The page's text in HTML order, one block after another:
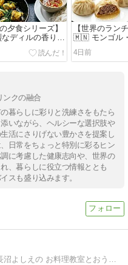
夕食シリーズ】
ディルの香り
リックの琥珀色
分を引き算した
かに締めくく
のデトックスウ
ィナー。
【世界のラン
🇲🇳 モンゴル
トルスタイル
ュワッと溢れ
チ。
4日前
ンクの融合
暮らしに彩りと洗練さをもたら
いながら、ヘルシーな選択肢や
活にさりげない豊かさを提案し
日常をちょっと特別に彩るヒン
に考慮した健康志向や、世界の
、暮らしに役立つ情報ととも
スも盛り込みます。
おいしいとかわいいを楽しむ♪ 長沼よしえの お料理教室とおうちカフェと日々のことをユルく・・・。